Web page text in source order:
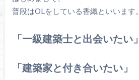
普段はOLをしている香織といいます。
「一級建築士と出会いたい」
「建築家と付き合いたい」